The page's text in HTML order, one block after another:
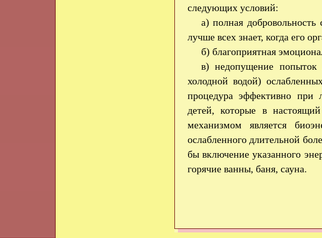
следующих условий:
а) полная
лучше всех знает, когда его
б) благоприятная
в) недопущение попыток
холодной водой)
процедура эффективно при
детей, которые в
механизмом является
ослабленного длительной
бы включение указанного
горячие ванны, баня, сауна.